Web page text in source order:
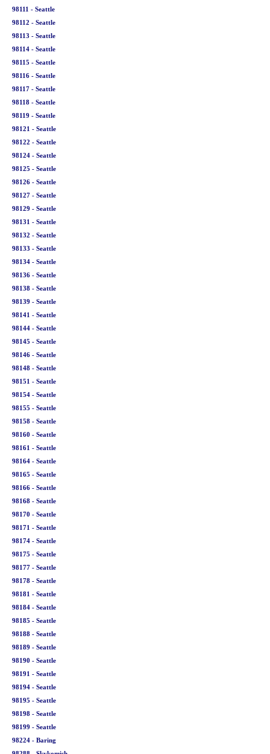
98111 - Seattle
98112 - Seattle
98113 - Seattle
98114 - Seattle
98115 - Seattle
98116 - Seattle
98117 - Seattle
98118 - Seattle
98119 - Seattle
98121 - Seattle
98122 - Seattle
98124 - Seattle
98125 - Seattle
98126 - Seattle
98127 - Seattle
98129 - Seattle
98131 - Seattle
98132 - Seattle
98133 - Seattle
98134 - Seattle
98136 - Seattle
98138 - Seattle
98139 - Seattle
98141 - Seattle
98144 - Seattle
98145 - Seattle
98146 - Seattle
98148 - Seattle
98151 - Seattle
98154 - Seattle
98155 - Seattle
98158 - Seattle
98160 - Seattle
98161 - Seattle
98164 - Seattle
98165 - Seattle
98166 - Seattle
98168 - Seattle
98170 - Seattle
98171 - Seattle
98174 - Seattle
98175 - Seattle
98177 - Seattle
98178 - Seattle
98181 - Seattle
98184 - Seattle
98185 - Seattle
98188 - Seattle
98189 - Seattle
98190 - Seattle
98191 - Seattle
98194 - Seattle
98195 - Seattle
98198 - Seattle
98199 - Seattle
98224 - Baring